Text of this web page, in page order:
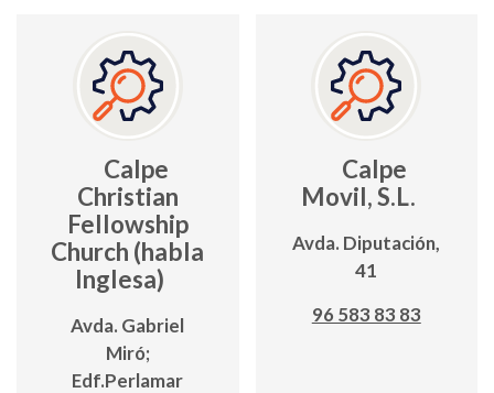
Calpe
Christian
Fellowship
Church (habla
Inglesa)
Avda. Gabriel
Miró;
Edf.Perlamar
Calpe
Movil, S.L.
Avda. Diputación,
41
96 583 83 83